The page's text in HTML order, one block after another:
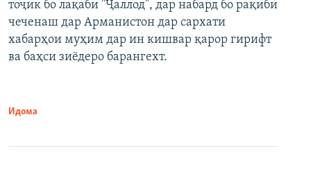
Auto 240p 360p 480p
720p 1080p
480p
тоҷик бо лақаби "Ҷаллод", дар набард бо рақиби
чеченаш дар Арманистон дар сархати
хабарҳои муҳим дар ин кишвар қарор гирифт
ва баҳси зиёдеро барангехт.
Идома